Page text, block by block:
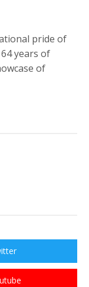
pride of
64 years of
of